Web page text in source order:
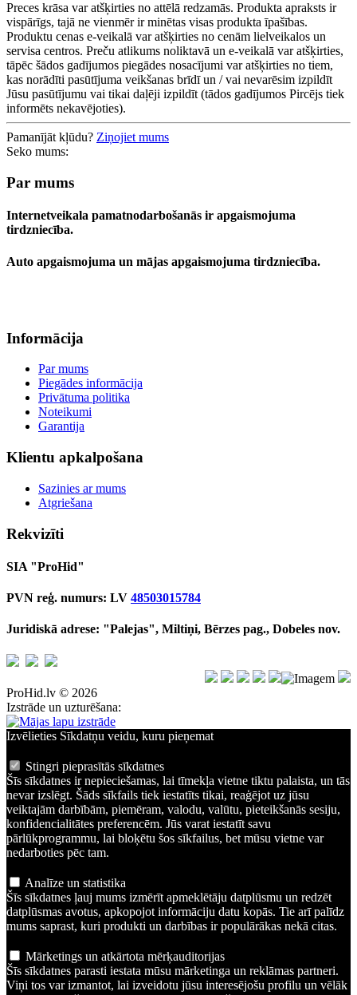
Preces krāsa var atšķirties no attēlā redzamās. Produkta apraksts ir
vispārīgs, tajā ne vienmēr ir minētas visas produkta īpašības.
Produktu cenas e-veikalā var atšķirties no cenām lielveikalos un
servisa centros. Preču atlikums noliktavā un e-veikalā var atšķirties,
tāpēc šādos gadījumos piegādes nosacījumi var atšķirties no tiem,
kas norādīti pasūtījuma veikšanas brīdī un / vai nevarēsim izpildīt
Jūsu pasūtījumu vai tikai daļēji izpildīt (tādos gadījumos Pircējs tiek
informēts nekavējoties).
Pamanījāt kļūdu? Ziņojiet mums
Seko mums:
Par mums
Internetveikala pamatnodarbošanās ir apgaismojuma
tirdzniecība.
Auto apgaismojuma un mājas apgaismojuma tirdzniecība.
Informācija
Par mums
Piegādes informācija
Privātuma politika
Noteikumi
Garantija
Klientu apkalpošana
Sazinies ar mums
Atgriešana
Rekvizīti
SIA "ProHid"
PVN reģ. numurs: LV 48503015784
Juridiskā adrese: "Palejas", Miltiņi, Bērzes pag., Dobeles nov.
ProHid.lv © 2026
Izstrāde un uzturēšana:
Izvēlieties Sīkdatņu veidu, kuru pieņemat
Stingri pieprasītās sīkdatnes
Šīs sīkdatnes ir nepieciešamas, lai tīmekļa vietne tiktu palaista, un tās
nevar izslēgt. Šāds sīkfails tiek iestatīts tikai, reaģējot uz jūsu
veiktajām darbībām, piemēram, valodu, valūtu, pieteikšanās sesiju,
konfidencialitātes preferencēm. Jūs varat iestatīt savu
pārlūkprogrammu, lai bloķētu šos sīkfailus, bet mūsu vietne var
nedarboties pēc tam.
Analīze un statistika
Šīs sīkdatnes ļauj mums izmērīt apmeklētāju datplūsmu un redzēt
datplūsmas avotus, apkopojot informāciju datu kopās. Tie arī palīdz
mums saprast, kuri produkti un darbības ir populārākas nekā citas.
Mārketings un atkārtota mērķauditorijas
Šīs sīkdatnes parasti iestata mūsu mārketinga un reklāmas partneri.
Viņi tos var izmantot, lai izveidotu jūsu interesējošu profilu un vēlāk